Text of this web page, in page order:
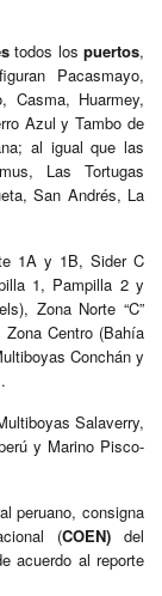
todos lospuertos,
Pacasmayo,
Casma, Huarmey,
Azul y Tambo de
al igual que las
Las Tortugas
San Andrés, La
1A y 1B, Sider C
1, Pampilla 2 y
Zona Norte “C”
Centro (Bahía
Conchán y
Salaverry,
y Marino Pisco-
peruano, consigna
(COEN) del
acuerdo al reporte